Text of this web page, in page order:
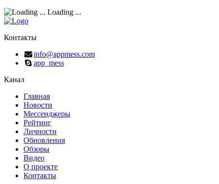
Loading ...
Контакты
info@appmess.com
app_mess
Канал
Главная
Новости
Мессенджеры
Рейтинг
Личности
Обновления
Обзоры
Видео
О проекте
Контакты